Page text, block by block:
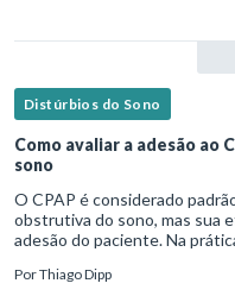
Distúrbios do Sono
Como avaliar a adesão ao
sono
O CPAP é considerado
obstrutiva do sono, mas sua
adesão do paciente. Na
PorThiago Dipp